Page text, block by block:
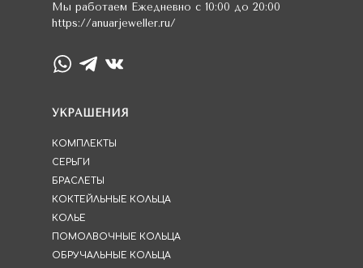
КОМПЛЕКТЫ
ПОМОЛВОЧНЫЕ КОЛЬЦА
ОБРУЧАЛЬНЫЕ КОЛЬЦА
УКРАШЕНИЯ
СЕРЬГИ
БРАСЛЕТЫ
КОКТЕЙЛЬНЫЕ КОЛЬЦА
КОЛЬЕ
Мы работаем Ежедневно с 10:00 до 20:00
https://anuarjeweller.ru/